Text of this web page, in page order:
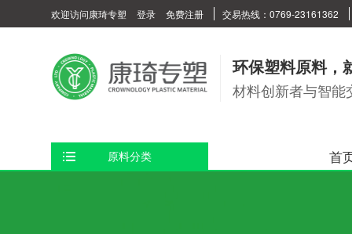
欢迎访问康琦专塑 登录 免费注册 交易热线：0769-23161362
环保塑料原料，
材料创新者与智能
原料分类 首